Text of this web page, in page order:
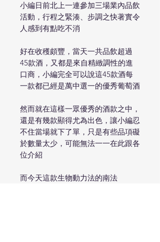
小編日前北上一連參加三場業內品飲
活動，行程之緊湊、步調之快著實令
人感到有點吃不消
好在收穫頗豐，當天一共品飲超過
45款酒，又都是來自精緻調性的進
口商，小編完全可以說這45款酒每
一款都已經是萬中選一的優秀葡萄酒
然而就在這樣一眾優秀的酒款之中，
還是有幾款顯得尤為出色，讓小編忍
不住當場就下了單，只是有些品項礙
於數量太少，可能無法一一在此跟各
位介紹
而今天這款生物動力法的南法